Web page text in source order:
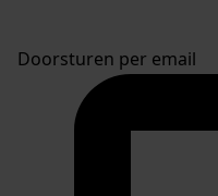
Doorsturen per email